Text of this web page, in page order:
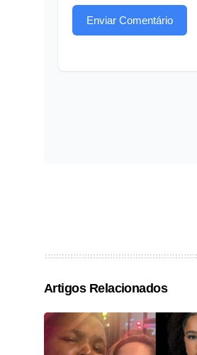
Enviar Comentário
Artigos Relacionados